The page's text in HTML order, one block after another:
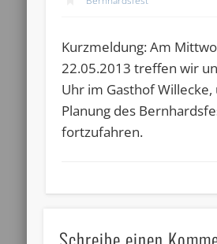
Kurzmeldung: Am
22.05.2013 treffen wir
Uhr im Gasthof
Planung des
fortzufahren.